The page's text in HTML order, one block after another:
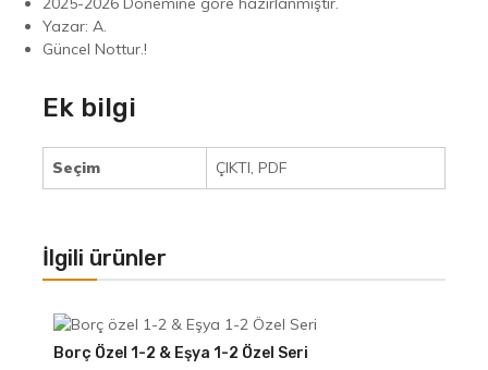
Yazar: A.
Güncel Nottur.!
Ek bilgi
Seçim ÇIKTI, PDF
İlgili ürünler
Borç Özel 1-2 & Eşya 1-2 Özel Seri